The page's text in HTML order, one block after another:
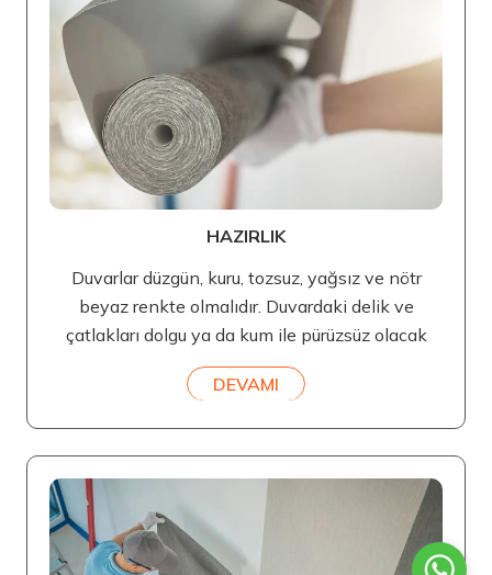
HAZIRLIK
Duvarlar düzgün, kuru, tozsuz, yağsız ve nötr
beyaz renkte olmalıdır. Duvardaki delik ve
çatlakları dolgu ya da kum ile pürüzsüz olacak
DEVAMI